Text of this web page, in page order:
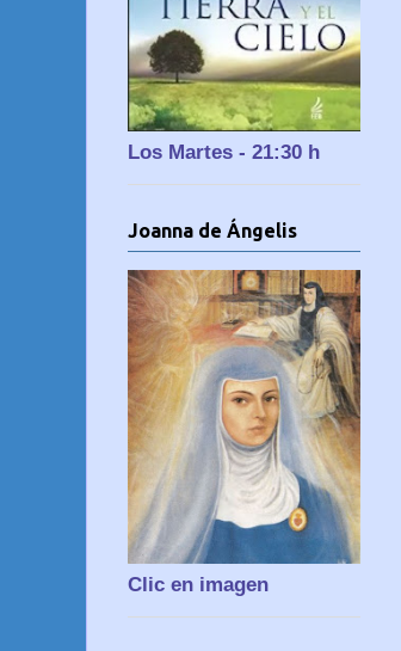
Los Martes - 21:30 h
Joanna de Ángelis
Clic en imagen